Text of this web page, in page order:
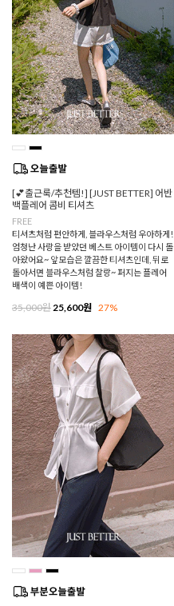
[💕출근룩/추천템!] [JUST BETTER] 어반
백플레어 콤비 티셔츠
FREE
티셔츠처럼 편안하게, 블라우스처럼 우아하게!
엄청난 사랑을 받았던 베스트 아이템이 다시 돌
아왔어요~ 앞모습은 깔끔한 티셔츠인데, 뒤로
돌아서면 블라우스처럼 찰랑~ 퍼지는 플레어
배색이 예쁜 아이템!
35,000원 25,600원 27%